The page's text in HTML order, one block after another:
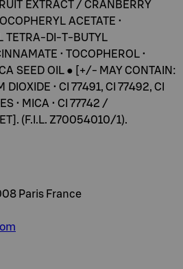
EXTRACT / CRANBERRY
ACETATE •
TETRA-DI-T-BUTYL
• TOCOPHEROL •
SEED OIL ● [+/- MAY CONTAIN:
• CI 77491, CI 77492, CI
• MICA • CI 77742 /
(F.I.L. Z70054010/1).
Paris France